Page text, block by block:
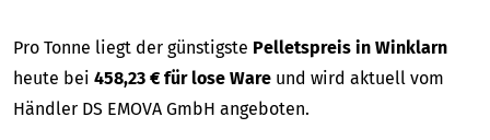
Pro Tonne liegt der günstigste Pelletspreis in Winklarn
heute bei 458,23 € für lose Ware und wird aktuell vom
Händler DS EMOVA GmbH angeboten.